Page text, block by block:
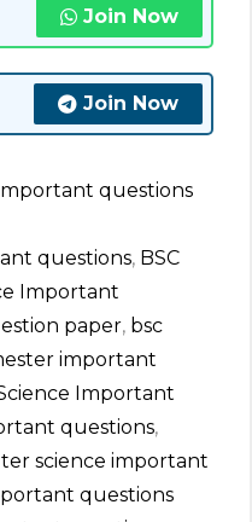
Join Now
Join Now
questions
questions, BSC
Important
paper, bsc
important
Important
questions,
science important
questions